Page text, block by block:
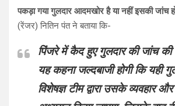
पकड़ा गया गुलदार आदमखोर है या नहीं इसकी जांच
(रेंजर) नितिन पंत ने बताया कि-
पिंजरे में कैद हुए गुलदार की जांच की
यह कहना जल्दबाजी होगी कि यही
विशेषज्ञ टीम द्वारा उसके व्यवहार